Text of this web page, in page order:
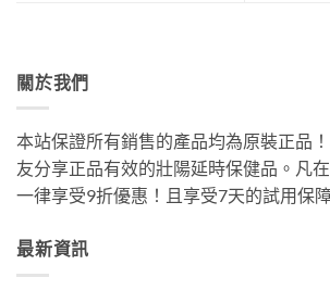
關於我們
本站保證所有銷售的產品均為原裝正品
友分享正品有效的壯陽延時保健品。凡
一律享受9折優惠！且享受7天的試用保
最新資訊